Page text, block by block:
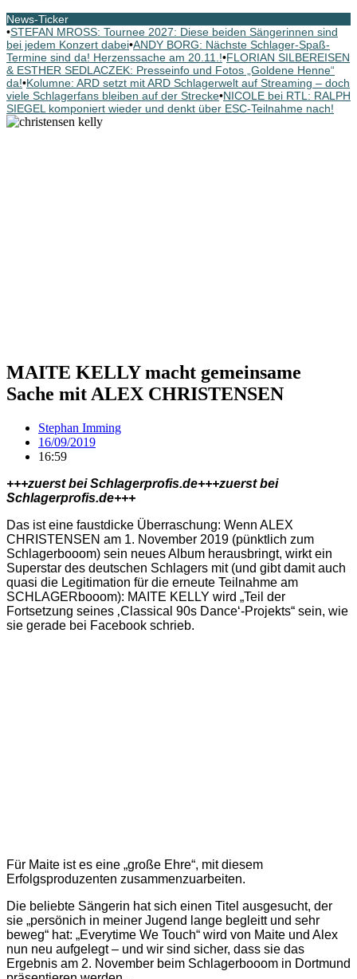
News-Ticker
•STEFAN MROSS: Tournee 2027: Diese beiden Sängerinnen sind
bei jedem Konzert dabei•ANDY BORG: Nächste Schlager-Spaß-
Termine sind da! Herzenssache am 20.11.!•FLORIAN SILBEREISEN
& ESTHER SEDLACZEK: Presseinfo und Fotos „Goldene Henne“
da!•Kolumne: ARD setzt mit ARD Schlagerwelt auf Streaming – doch
viele Schlagerfans bleiben auf der Strecke•NICOLE bei RTL: RALPH
SIEGEL komponiert wieder und denkt über ESC-Teilnahme nach!
MAITE KELLY macht gemeinsame
Sache mit ALEX CHRISTENSEN
Stephan Imming
16/09/2019
16:59
+++zuerst bei Schlagerprofis.de+++zuerst bei
Schlagerprofis.de+++
Das ist eine faustdicke Überraschung: Wenn ALEX
CHRISTENSEN am 1. November 2019 (pünktlich zum
Schlagerbooom) sein neues Album herausbringt, wirkt ein
Superstar des deutschen Schlagers mit (und gibt damit auch
quasi die Legitimation für die erneute Teilnahme am
SCHLAGERbooom): MAITE KELLY wird „Teil der
Fortsetzung seines ‚Classical 90s Dance‘-Projekts“ sein, wie
sie gerade bei Facebook schrieb.
Für Maite ist es eine „große Ehre“, mit diesem
Erfolgsproduzenten zusammenzuarbeiten.
Die beliebte Sängerin hat sich einen Titel ausgesucht, der
sie „persönich in meiner Jugend lange begleitt und sehr
beweg“ hat: „Everytime We Touch“ wird von Maite und Alex
nun neu aufgelegt – und wir sind sicher, dass sie das
Ergebnis am 2. November beim Schlagerbooom in Dortmund